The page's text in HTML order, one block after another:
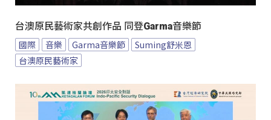
台澳原民藝術家共創作品 同登Garma音樂節
國際 音樂 Garma音樂節
Suming舒米恩
台澳原民藝術家